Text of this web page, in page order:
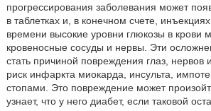
прогрессирования заболевания может
в таблетках и, в конечном счете,
времени высокие уровни глюкозы в крови
кровеносные сосуды и нервы. Эти
стать причиной повреждения глаз, нервов
риск инфаркта миокарда, инсульта,
стопами. Это повреждение может
узнает, что у него диабет, если таковой